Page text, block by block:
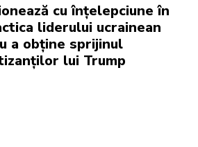
cu înțelepciune în
liderului ucrainean
a obține sprijinul
lui Trump